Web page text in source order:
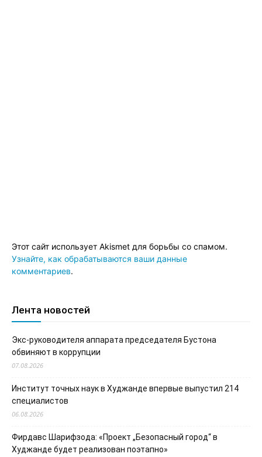
Этот сайт использует Akismet для борьбы со спамом.
Узнайте, как обрабатываются ваши данные
комментариев.
Лента новостей
Экс-руководителя аппарата председателя Бустона
обвиняют в коррупции
07.08.2026
Институт точных наук в Худжанде впервые выпустил 214
специалистов
06.08.2026
Фирдавс Шарифзода: «Проект „Безопасный город“ в
Худжанде будет реализован поэтапно»